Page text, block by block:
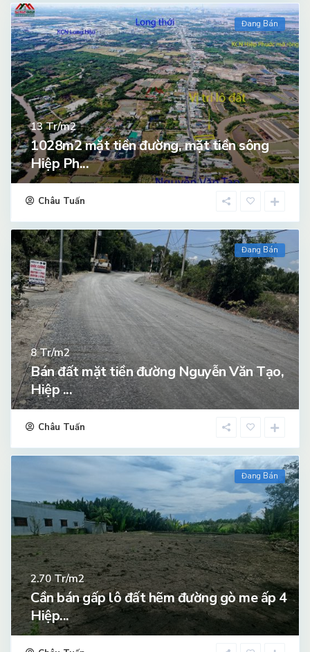
Đang Bán
13Tr/m2
1028m2 mặt tiền đường, mặt tiền sông
Hiệp Ph...
Châu Tuấn
Đang Bán
8Tr/m2
Bán đất mặt tiền đường Nguyễn Văn Tạo,
Hiệp ...
Châu Tuấn
Đang Bán
2.70Tr/m2
Cần bán gấp lô đất hẽm đường gò me ấp 4
Hiệp...